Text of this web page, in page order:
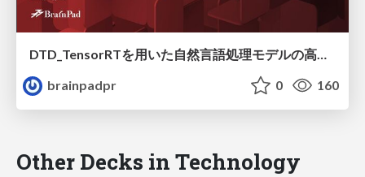
DTD_TensorRTを用いた自然言語処理モデルの高速化
brainpadpr
0 160
Other Decks in Technology